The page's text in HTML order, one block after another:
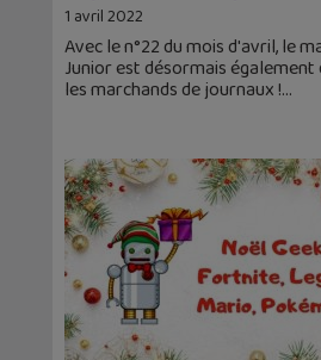
1 avril 2022
Avec le n°22 du mois d'avril, le
Junior est désormais également
les marchands de journaux !